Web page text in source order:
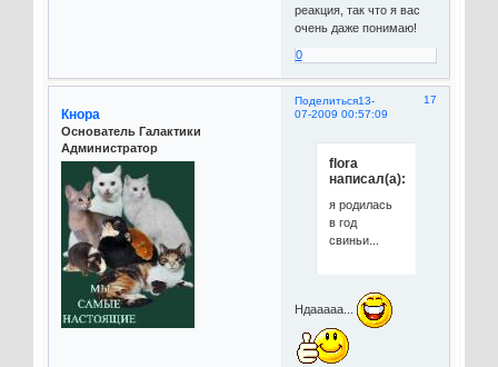
реакция, так что я вас
очень даже понимаю!
0
Поделиться 17
13-
07-2009 00:57:09
Кнора
Основатель Галактики
Администратор
flora
написал(а):
я родилась
в год
свиньи...
Ндааааа...